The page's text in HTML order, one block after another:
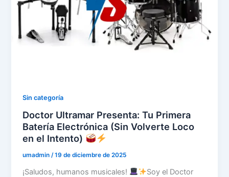
Sin categoría
Doctor Ultramar Presenta: Tu Primera
Batería Electrónica (Sin Volverte Loco
en el Intento)
umadmin/19 de diciembre de 2025
¡Saludos, humanos musicales!
Soy el Doctor